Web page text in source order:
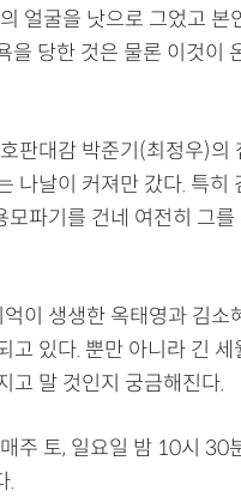
얼굴을 낫으로 그었고 본
당한 것은 물론 이것이
판대감 박준기(최정우)의
나날이 커져만 갔다. 특히
파기를 건네 여전히 그를
이 생생한 옥태영과 김소
고 있다. 뿐만 아니라 긴 세
고 말 것인지 궁금해진다.
주 토, 일요일 밤 10시 30
.